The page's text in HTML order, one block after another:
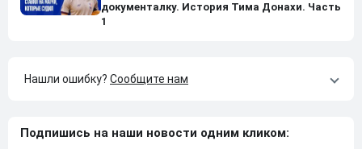
документалку. История Тима Донахи. Часть
1
Нашли ошибку? Сообщите нам
Подпишись на наши новости одним кликом: